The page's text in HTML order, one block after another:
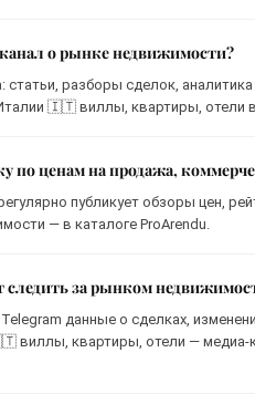
о рынке недвижимости?
разборы сделок,
🇮🇹 виллы, квартиры, отели
по ценам на продажа,
публикует обзоры цен,
— в каталоге ProArendu.
за рынком
данные о сделках,
виллы, квартиры, отели — медиа-